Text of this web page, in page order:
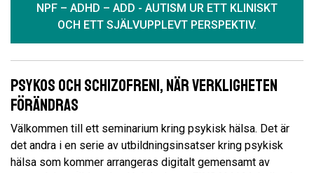
NPF – ADHD – ADD - AUTISM UR ETT KLINISKT
OCH ETT SJÄLVUPPLEVT PERSPEKTIV.
Psykos och Schizofreni, När verkligheten
förändras
Välkommen till ett seminarium kring psykisk hälsa. Det är
det andra i en serie av utbildningsinsatser kring psykisk
hälsa som kommer arrangeras digitalt gemensamt av